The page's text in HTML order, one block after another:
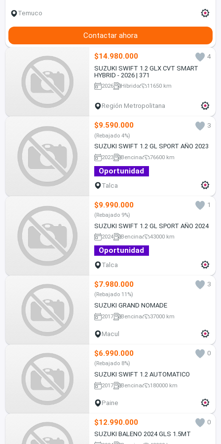
Temuco
Contactar ahora
$14.980.000
4
SUZUKI SWIFT 1.2 GLX CVT SMART
HYBRID - 2026 | 371
2026 Híbrido 11650 km
Región Metropolitana
$9.590.000 3
(Rebajado 4%)
SUZUKI SWIFT 1.2 GL SPORT AÑO 2023
2023 Bencina 76600 km
Oportunidad
Talca
$9.990.000 1
(Rebajado 9%)
SUZUKI SWIFT 1.2 GL SPORT AÑO 2024
2024 Bencina 43000 km
Oportunidad
Talca
$7.980.000 3
(Rebajado 11%)
SUZUKI GRAND NOMADE
2017 Bencina 37000 km
Macul
$6.990.000 0
(Rebajado 8%)
SUZUKI SWIFT 1.2 AUTOMATICO
2017 Bencina 180000 km
Paine
$12.990.000
0
SUZUKI BALENO 2024 GLS 1.5MT